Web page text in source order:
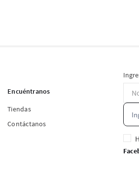
Encuéntranos
Tiendas
Contáctanos